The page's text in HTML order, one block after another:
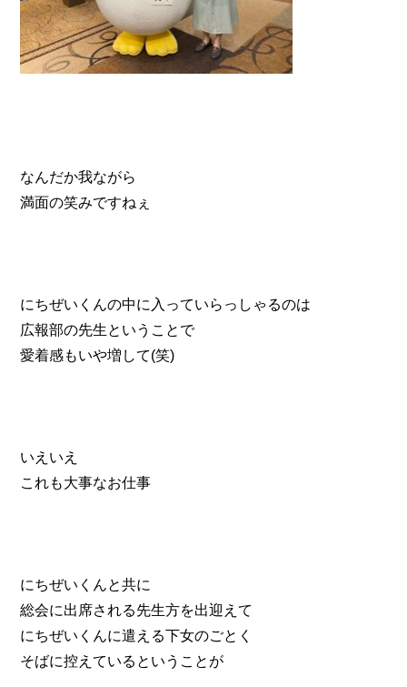
なんだか我ながら
満面の笑みですねぇ
にちぜいくんの中に入っていらっしゃるのは
広報部の先生ということで
愛着感もいや増して(笑)
いえいえ
これも大事なお仕事
にちぜいくんと共に
総会に出席される先生方を出迎えて
にちぜいくんに遣える下女のごとく
そばに控えているということが